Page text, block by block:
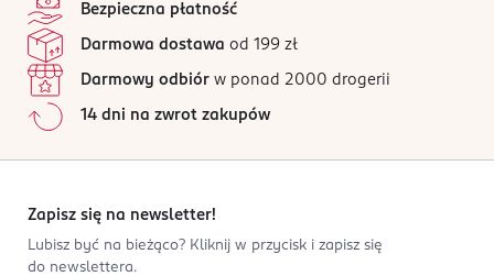
Bezpieczna płatność
Darmowa dostawa od 199 zł
Darmowy odbiór w ponad 2000 drogerii
14 dni na zwrot zakupów
Zapisz się na newsletter!
Lubisz być na bieżąco? Kliknij w przycisk i zapisz się
do newslettera.